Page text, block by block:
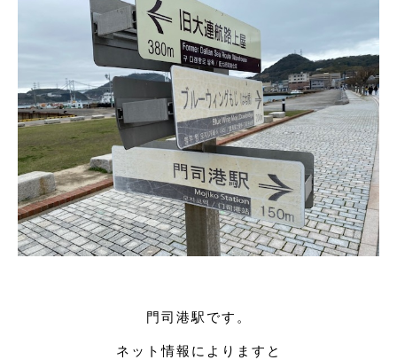
門司港駅です。
ネット情報によりますと